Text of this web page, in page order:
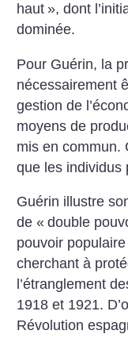
haut », dont
dominée.
Pour Guérin, la
nécessairement
gestion de
moyens de
mis en commun.
que les individus
Guérin illustre
de « double
pouvoir
cherchant à
l’étranglement
1918 et 1921.
Révolution